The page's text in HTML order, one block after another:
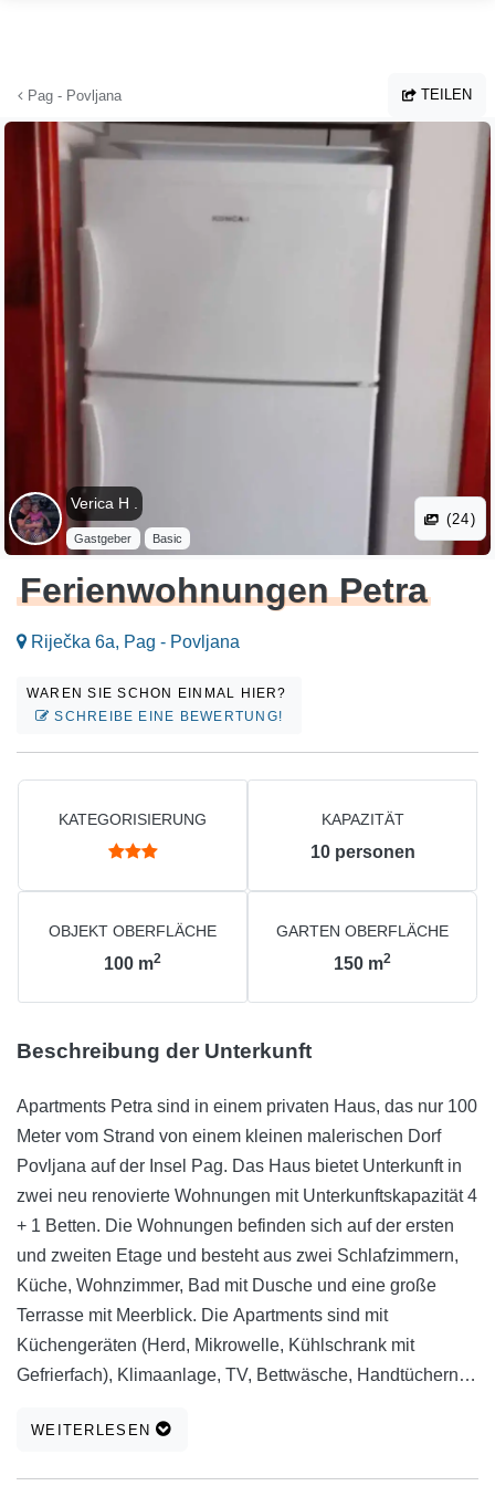
Pag - Povljana TEILEN
Verica H .
Gastgeber Basic
(24)
Ferienwohnungen Petra
Riječka 6a, Pag - Povljana
WAREN SIE SCHON EINMAL HIER?
SCHREIBE EINE BEWERTUNG!
KATEGORISIERUNG KAPAZITÄT
10 personen
OBJEKT OBERFLÄCHE
100 m2
GARTEN OBERFLÄCHE
150 m2
Beschreibung der Unterkunft
Apartments Petra sind in einem privaten Haus, das nur 100
Meter vom Strand von einem kleinen malerischen Dorf
Povljana auf der Insel Pag. Das Haus bietet Unterkunft in
zwei neu renovierte Wohnungen mit Unterkunftskapazität 4
+ 1 Betten. Die Wohnungen befinden sich auf der ersten
und zweiten Etage und besteht aus zwei Schlafzimmern,
Küche, Wohnzimmer, Bad mit Dusche und eine große
Terrasse mit Meerblick. Die Apartments sind mit
Küchengeräten (Herd, Mikrowelle, Kühlschrank mit
Gefrierfach), Klimaanlage, TV, Bettwäsche, Handtüchern
Nutzung von Grill und Außendusche. Innerhalb von 200-
WEITERLESEN